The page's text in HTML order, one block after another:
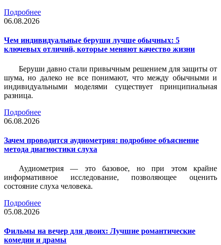
Подробнее
06.08.2026
Чем индивидуальные беруши лучше обычных: 5
ключевых отличий, которые меняют качество жизни
Беруши давно стали привычным решением для защиты от
шума, но далеко не все понимают, что между обычными и
индивидуальными моделями существует принципиальная
разница.
Подробнее
06.08.2026
Зачем проводится аудиометрия: подробное объяснение
метода диагностики слуха
Аудиометрия — это базовое, но при этом крайне
информативное исследование, позволяющее оценить
состояние слуха человека.
Подробнее
05.08.2026
Фильмы на вечер для двоих: Лучшие романтические
комедии и драмы